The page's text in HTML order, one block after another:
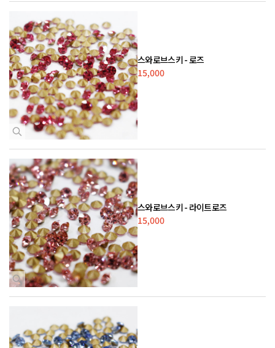
스와로브스키 - 로즈
15,000
스와로브스키 - 라이트로즈
15,000